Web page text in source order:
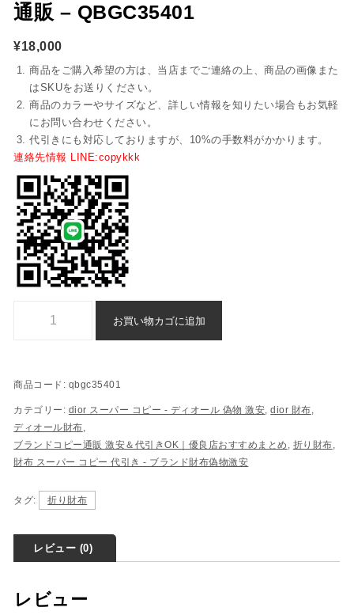
通販 – QBGC35401
¥18,000
商品をご購入希望の方は、当店までご連絡の上、商品の画像また
はSKUをお送りください。
商品のカラーやサイズなど、詳しい情報を知りたい場合もお気軽
にお問い合わせください。
代引きにも対応しておりますが、10%の手数料がかかります。
連絡先情報 LINE:copykkk
お買い物カゴに追加
商品コード: qbgc35401
カテゴリー: dior スーパー コピー​ - ディオール 偽物​ 激安,dior 財布,
ディオール財布,
ブランドコピー通販 激安＆代引きOK｜優良店おすすめまとめ , 折り財布,
財布 スーパー コピー 代引き​ - ブランド財布偽物激安
タグ: 折り財布
レビュー (0)
レビュー